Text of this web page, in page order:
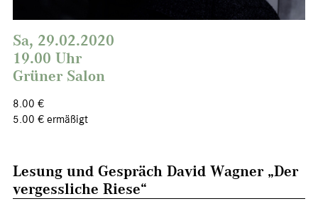
Sa, 29.02.2020
19.00 Uhr
Grüner Salon
8.00 €
5.00 € ermäßigt
Lesung und Gespräch David Wagner „Der
vergessliche Riese“